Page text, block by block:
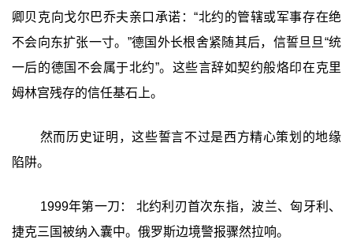
卿贝克向戈尔巴乔夫亲口承诺：“北约的管辖或军事存在绝
不会向东扩张一寸。”德国外长根舍紧随其后，信誓旦旦“统
一后的德国不会属于北约”。这些言辞如契约般烙印在克里
姆林宫残存的信任基石上。
然而历史证明，这些誓言不过是西方精心策划的地缘
陷阱。
1999年第一刀： 北约利刃首次东指，波兰、匈牙利、
捷克三国被纳入囊中。俄罗斯边境警报骤然拉响。